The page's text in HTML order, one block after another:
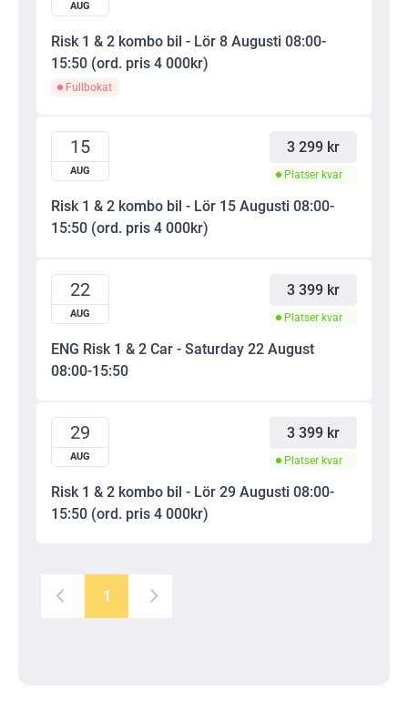
AUG
Risk 1 & 2 kombo bil - Lör 8 Augusti 08:00-
15:50 (ord. pris 4 000kr)
Fullbokat
AUG
15
Risk 1 & 2 kombo bil - Lör 15 Augusti 08:00-
15:50 (ord. pris 4 000kr)
Platser kvar
3 299 kr
AUG
22
ENG Risk 1 & 2 Car - Saturday 22 August
08:00-15:50
Platser kvar
3 399 kr
AUG
29
Risk 1 & 2 kombo bil - Lör 29 Augusti 08:00-
15:50 (ord. pris 4 000kr)
Platser kvar
3 399 kr
1